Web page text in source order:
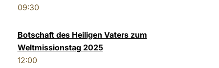
09:30
Botschaft des Heiligen Vaters zum
Weltmissionstag 2025
12:00